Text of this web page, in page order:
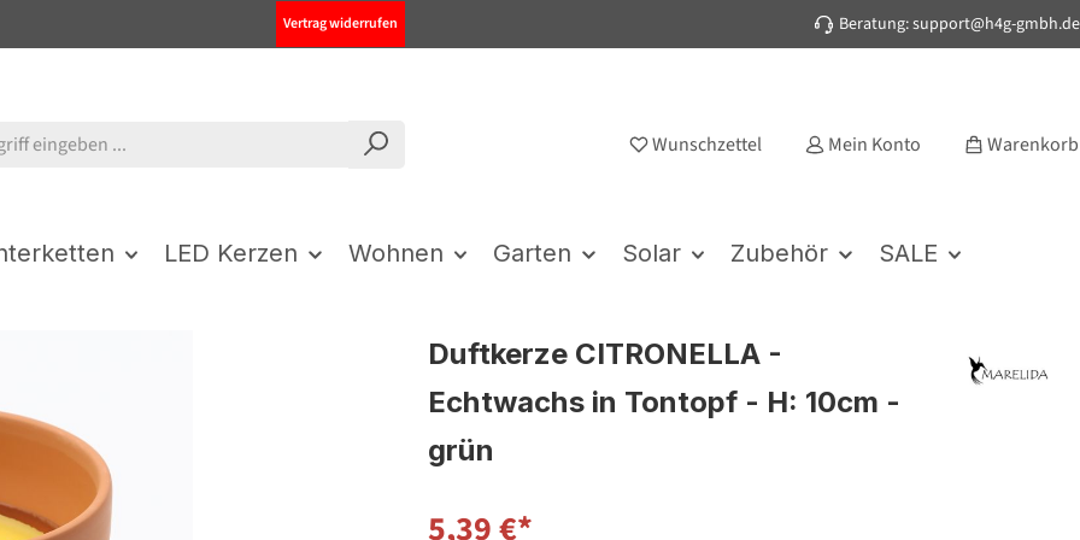
Vertrag widerrufen Beratung: support@h4g-gmbh.de
Wunschzettel Mein Konto Warenkorb
LED Kerzen Wohnen Garten Solar Zubehör SALE
Duftkerze CITRONELLA -
Echtwachs in Tontopf - H: 10cm -
grün
5,39 €*